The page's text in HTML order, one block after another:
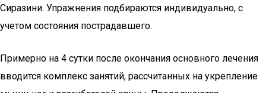
Сиразини. Упражнения подбираются индивидуально, с
учетом состояния пострадавшего.
Примерно на 4 сутки после окончания основного лечения
вводится комплекс занятий, рассчитанных на укрепление